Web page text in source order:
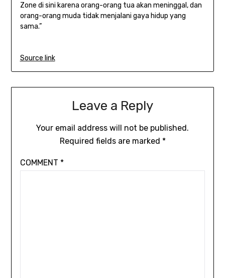
Zone di sini karena orang-orang tua akan meninggal, dan
orang-orang muda tidak menjalani gaya hidup yang
sama.”
Source link
Leave a Reply
Your email address will not be published.
Required fields are marked *
COMMENT *